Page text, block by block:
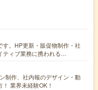
。HP更新・販促物制作・社
ティブ業務に携われる…
制作、社内報のデザイン・動
業界未経験OK！